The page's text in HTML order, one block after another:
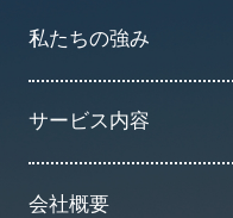
私たちの強み
サービス内容
会社概要